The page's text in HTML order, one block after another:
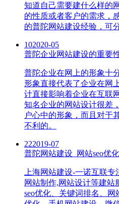
知道自己需要建什么样的
的性质或者客户的需求，
的普陀网站建设经验，可
102020-05
普陀企业网站建设的重要
普陀企业在网上的形象十
形象直接代表了企业在网
计直接影响着企业在互联
知名企业的网站设计很差
户心中的形象，而且对于
不利的。
222019-07
普陀网站建设_网站seo优
上海网站建设-一诺互联
网站制作,网站设计等建站
seo优化、关键词排名、